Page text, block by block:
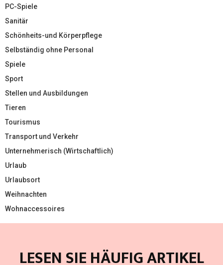
PC-Spiele
Sanitär
Schönheits-und Körperpflege
Selbständig ohne Personal
Spiele
Sport
Stellen und Ausbildungen
Tieren
Tourismus
Transport und Verkehr
Unternehmerisch (Wirtschaftlich)
Urlaub
Urlaubsort
Weihnachten
Wohnaccessoires
LESEN SIE HÄUFIG ARTIKEL